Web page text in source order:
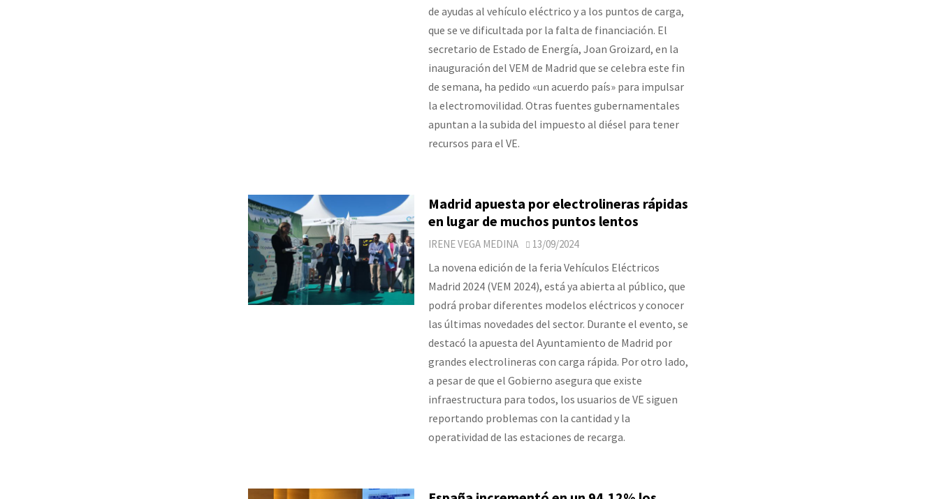
de ayudas al vehículo eléctrico y a los puntos de carga,
que se ve dificultada por la falta de financiación. El
secretario de Estado de Energía, Joan Groizard, en la
inauguración del VEM de Madrid que se celebra este fin
de semana, ha pedido «un acuerdo país» para impulsar
la electromovilidad. Otras fuentes gubernamentales
apuntan a la subida del impuesto al diésel para tener
recursos para el VE.
Madrid apuesta por electrolineras rápidas
en lugar de muchos puntos lentos
IRENE VEGA MEDINA 13/09/2024
La novena edición de la feria Vehículos Eléctricos
Madrid 2024 (VEM 2024), está ya abierta al público, que
podrá probar diferentes modelos eléctricos y conocer
las últimas novedades del sector. Durante el evento, se
destacó la apuesta del Ayuntamiento de Madrid por
grandes electrolineras con carga rápida. Por otro lado,
a pesar de que el Gobierno asegura que existe
infraestructura para todos, los usuarios de VE siguen
reportando problemas con la cantidad y la
operatividad de las estaciones de recarga.